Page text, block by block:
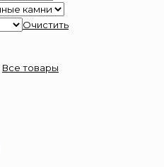
Очистить
Все товары